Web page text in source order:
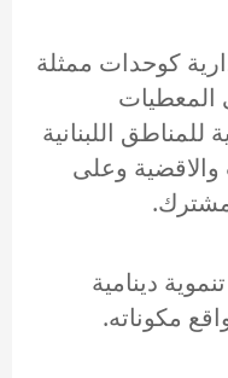
كوحدات ممثلة
المعطيات
للمناطق اللبنانية
والاقضية وعلى
دينامية
مكوناته.